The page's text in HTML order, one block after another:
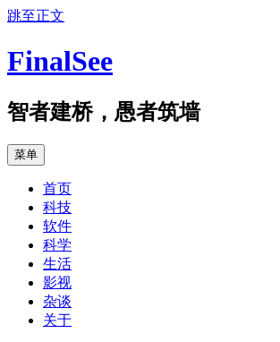
跳至正文
FinalSee
智者建桥，愚者筑墙
菜单
首页
科技
软件
科学
生活
影视
杂谈
关于